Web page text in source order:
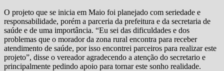
O projeto que se inicia em Maio foi planejado com seriedade e
responsabilidade, porém a parceria da prefeitura e da secretaria de
saúde e de uma importância. “Eu sei das dificuldades e dos
problemas que o morador da zona rural encontra para receber
atendimento de saúde, por isso encontrei parceiros para realizar este
projeto”, disse o vereador agradecendo a atenção do secretario e
principalmente pedindo apoio para tornar este sonho realidade.